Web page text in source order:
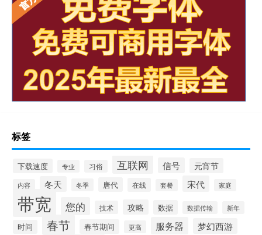
标签
下载速度 专业 习俗 互联网 信号 元宵节
内容 冬天 冬季 唐代 在线 套餐 宋代 家庭
带宽 您的 技术 攻略 数据 数据传输 新年
时间 春节 春节期间 更高 服务器 梦幻西游